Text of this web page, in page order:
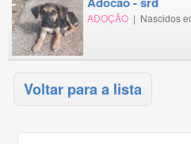
ADOÇÃO | Nascidos
Voltar para a lista